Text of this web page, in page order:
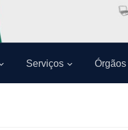
Serviços Órgãos